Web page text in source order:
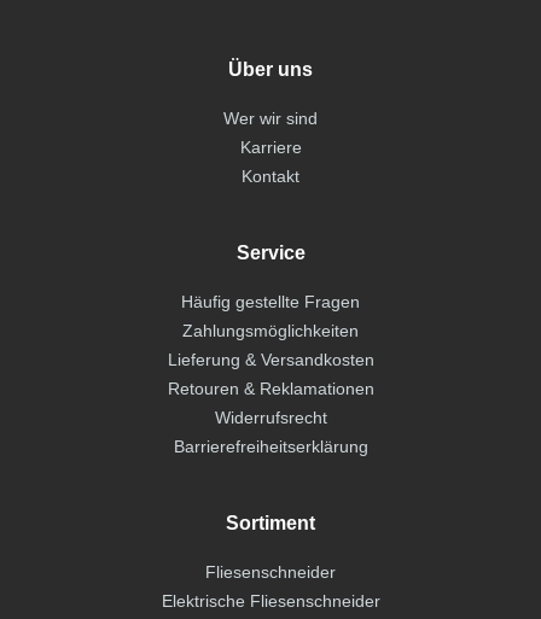
Über uns
Wer wir sind
Karriere
Kontakt
Service
Häufig gestellte Fragen
Zahlungsmöglichkeiten
Lieferung & Versandkosten
Retouren & Reklamationen
Widerrufsrecht
Barrierefreiheitserklärung
Sortiment
Fliesenschneider
Elektrische Fliesenschneider